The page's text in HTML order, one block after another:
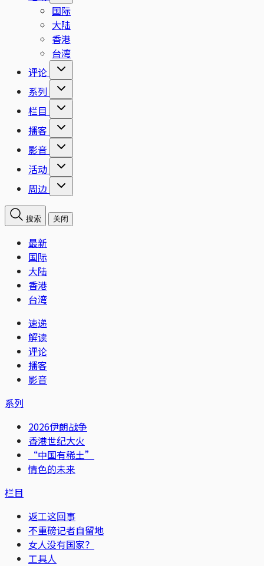
国际
大陆
香港
台湾
评论
系列
栏目
播客
影音
活动
周边
搜索 关闭
最新
国际
大陆
香港
台湾
速递
解读
评论
播客
影音
系列
2026伊朗战争
香港世纪大火
“中国有稀土”
情色的未来
栏目
返工这回事
不重磅记者自留地
女人没有国家？
工具人